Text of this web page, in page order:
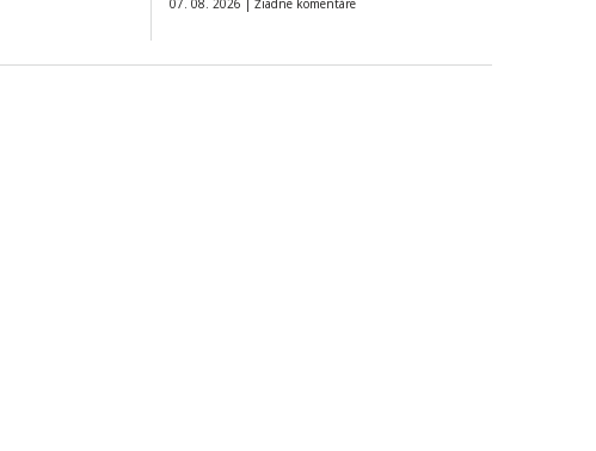
07. 08. 2026 | Žiadne komentáre